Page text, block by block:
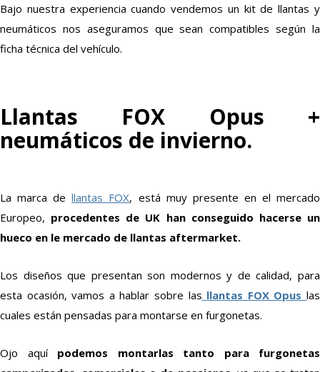
Bajo nuestra experiencia cuando vendemos un kit de llantas y
neumáticos nos aseguramos que sean compatibles según la
ficha técnica del vehículo.
Llantas FOX Opus +
neumáticos de invierno.
La marca dellantas FOX, está muy presente en el mercado
Europeo, procedentes de UK han conseguido hacerse un
hueco en le mercado de llantas aftermarket.
Los diseños que presentan son modernos y de calidad, para
esta ocasión, vamos a hablar sobre las llantas FOX Opuslas
cuales están pensadas para montarse en furgonetas.
Ojo aquí podemos montarlas tanto para furgonetas